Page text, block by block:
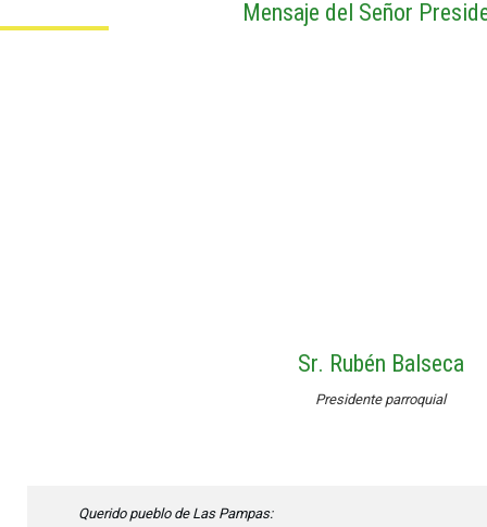
Mensaje del Señor
Sr. Rubén Balseca
Presidente parroquial
Querido pueblo de Las Pampas: